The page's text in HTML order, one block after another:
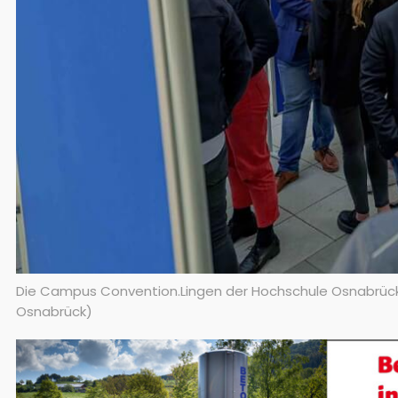
Die Campus Convention.Lingen der Hochschule
Osnabrück)